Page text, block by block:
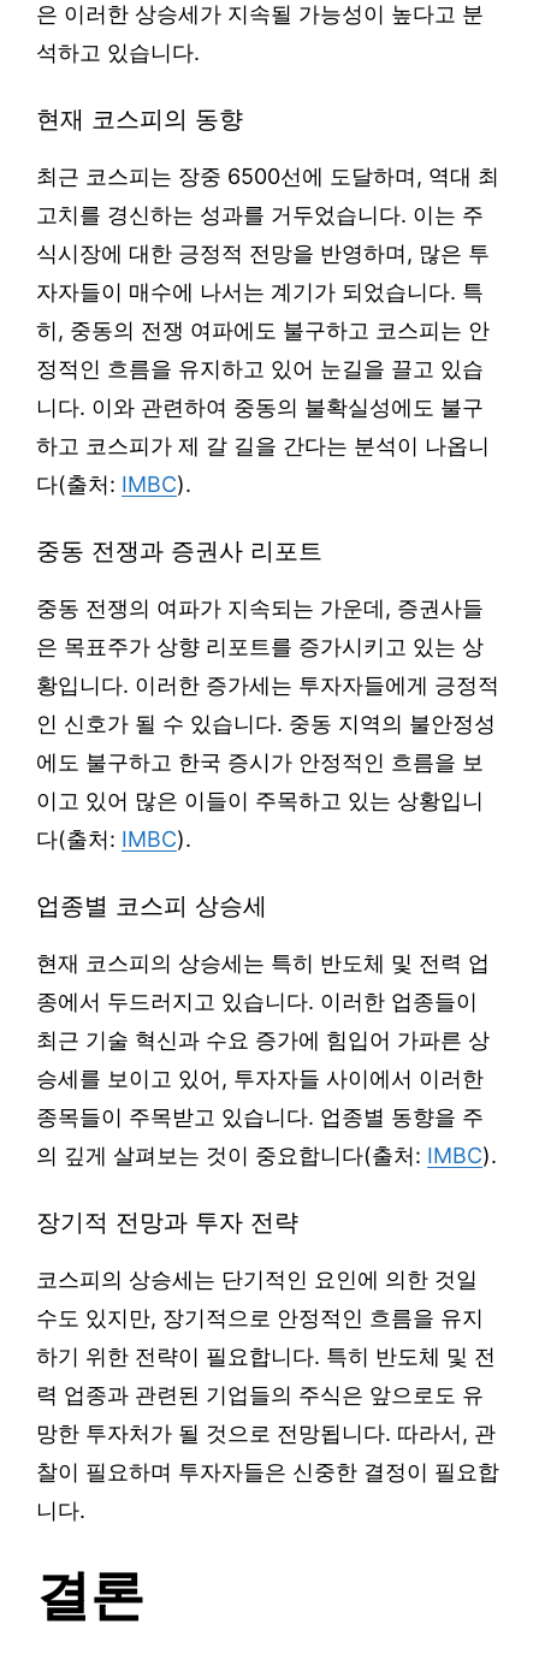
은 이러한 상승세가 지속될 가능성이 높다고 분
석하고 있습니다.
현재 코스피의 동향
최근 코스피는 장중 6500선에 도달하며, 역대 최
고치를 경신하는 성과를 거두었습니다. 이는 주
식시장에 대한 긍정적 전망을 반영하며, 많은 투
자자들이 매수에 나서는 계기가 되었습니다. 특
히, 중동의 전쟁 여파에도 불구하고 코스피는 안
정적인 흐름을 유지하고 있어 눈길을 끌고 있습
니다. 이와 관련하여 중동의 불확실성에도 불구
하고 코스피가 제 갈 길을 간다는 분석이 나옵니
다(출처: IMBC).
중동 전쟁과 증권사 리포트
중동 전쟁의 여파가 지속되는 가운데, 증권사들
은 목표주가 상향 리포트를 증가시키고 있는 상
황입니다. 이러한 증가세는 투자자들에게 긍정적
인 신호가 될 수 있습니다. 중동 지역의 불안정성
에도 불구하고 한국 증시가 안정적인 흐름을 보
이고 있어 많은 이들이 주목하고 있는 상황입니
다(출처: IMBC).
업종별 코스피 상승세
현재 코스피의 상승세는 특히 반도체 및 전력 업
종에서 두드러지고 있습니다. 이러한 업종들이
최근 기술 혁신과 수요 증가에 힘입어 가파른 상
승세를 보이고 있어, 투자자들 사이에서 이러한
종목들이 주목받고 있습니다. 업종별 동향을 주
의 깊게 살펴보는 것이 중요합니다(출처: IMBC).
장기적 전망과 투자 전략
코스피의 상승세는 단기적인 요인에 의한 것일
수도 있지만, 장기적으로 안정적인 흐름을 유지
하기 위한 전략이 필요합니다. 특히 반도체 및 전
력 업종과 관련된 기업들의 주식은 앞으로도 유
망한 투자처가 될 것으로 전망됩니다. 따라서, 관
찰이 필요하며 투자자들은 신중한 결정이 필요합
니다.
결론